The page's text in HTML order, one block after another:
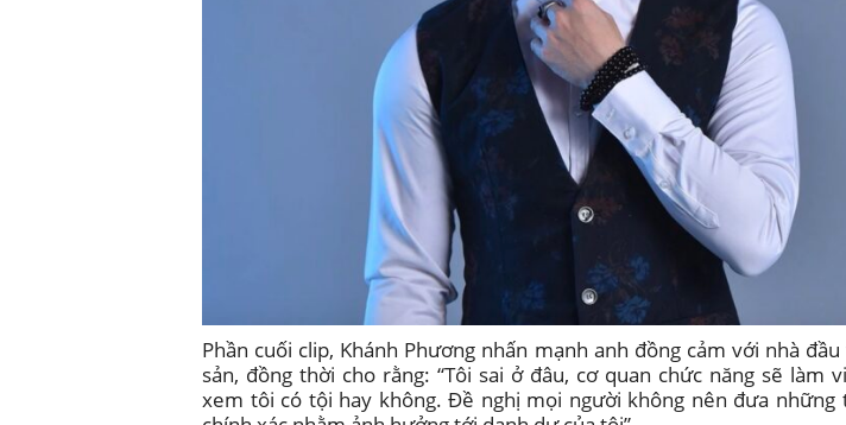
Phần cuối clip, Khánh Phương nhấn mạnh anh đồng cảm với nhà
sản, đồng thời cho rằng: “Tôi sai ở đâu, cơ quan chức năng sẽ làm
xem tôi có tội hay không. Đề nghị mọi người không nên đưa những